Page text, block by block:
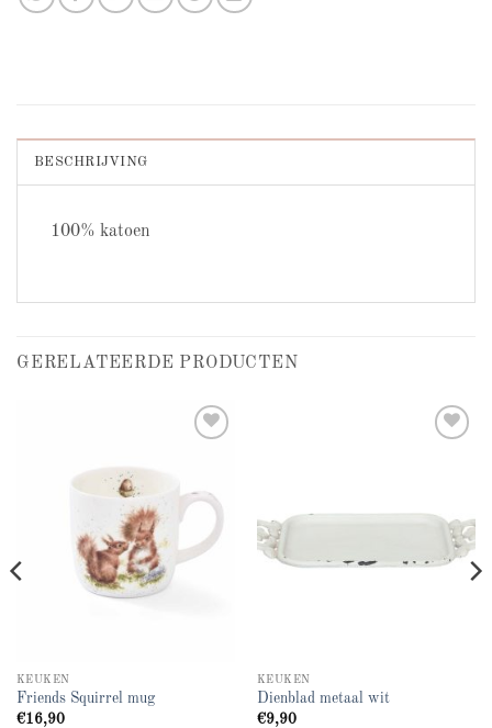
BESCHRIJVING
100% katoen
GERELATEERDE PRODUCTEN
KEUKEN
Friends Squirrel mug
€16,90
KEUKEN
Dienblad metaal wit
€9,90